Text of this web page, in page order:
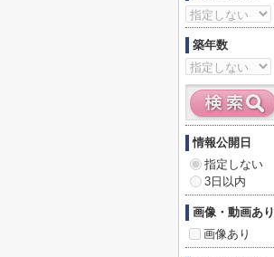
築年数
情報公開日
指定しない
3日以内
画像・動画あり
画像あり